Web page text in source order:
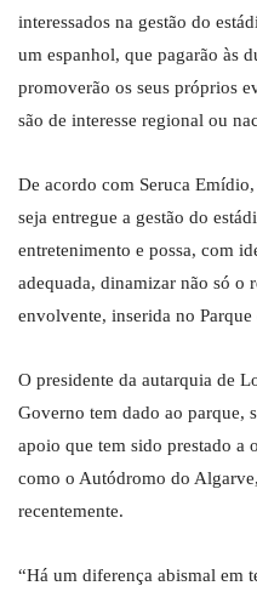
interessados na gestão do
um espanhol, que pagarão às
promoverão os seus próprios
são de interesse regional ou
De acordo com Seruca
seja entregue a gestão do
entretenimento e possa, com
adequada, dinamizar não só o
envolvente, inserida no Parque
O presidente da autarquia de
Governo tem dado ao parque,
apoio que tem sido prestado a
como o Autódromo do
recentemente.
“Há um diferença abismal em